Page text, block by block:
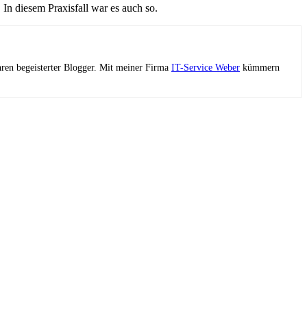
diesem Praxisfall war es auch so.
begeisterter Blogger. Mit meiner Firma IT-Service Weber kümmern